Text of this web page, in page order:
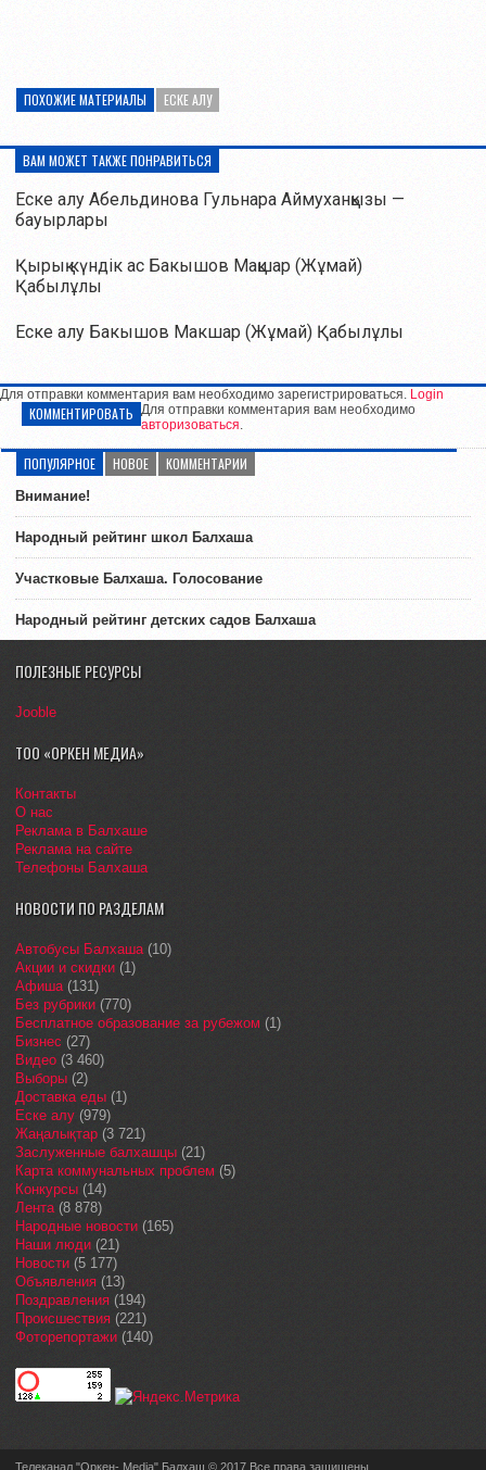
ПОХОЖИЕ МАТЕРИАЛЫ ЕСКЕ АЛУ
ВАМ МОЖЕТ ТАКЖЕ ПОНРАВИТЬСЯ
Еске алу Абельдинова Гульнара Аймуханқызы —
бауырлары
Қырық күндік ас Бакышов Мақшар (Жұмай)
Қабылұлы
Еске алу Бакышов Макшар (Жұмай) Қабылұлы
Для отправки комментария вам необходимо зарегистрироваться. Login
КОММЕНТИРОВАТЬ Для отправки комментария вам необходимо
авторизоваться.
ПОПУЛЯРНОЕ НОВОЕ КОММЕНТАРИИ
Внимание!
Народный рейтинг школ Балхаша
Участковые Балхаша. Голосование
Народный рейтинг детских садов Балхаша
ПОЛЕЗНЫЕ РЕСУРСЫ
Jooble
ТОО «ОРКЕН МЕДИА»
Контакты
О нас
Реклама в Балхаше
Реклама на сайте
Телефоны Балхаша
НОВОСТИ ПО РАЗДЕЛАМ
Автобусы Балхаша(10)
Акции и скидки (1)
Афиша(131)
Без рубрики (770)
Бесплатное образование за рубежом (1)
Бизнес (27)
Видео (3 460)
Выборы (2)
Доставка еды (1)
Еске алу (979)
Жаңалықтар (3 721)
Заслуженные балхашцы (21)
Карта коммунальных проблем (5)
Конкурсы (14)
Лента(8 878)
Народные новости (165)
Наши люди (21)
Новости (5 177)
Объявления (13)
Поздравления (194)
Происшествия (221)
Фоторепортажи (140)
Телеканал "Оркен- Media" Балхаш © 2017 Все права защищены.